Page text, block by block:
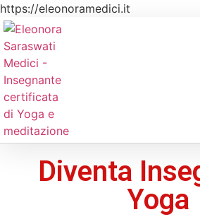
https://eleonoramedici.it
Diventa
Yoga